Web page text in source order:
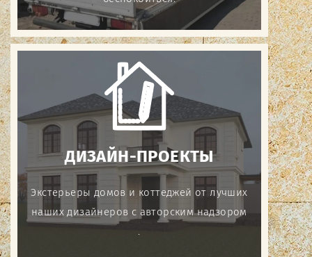
ДИЗАЙН-ПРОЕКТЫ
Экстерьеры домов и коттеджей от лучших
наших дизайнеров с авторским надзором
.